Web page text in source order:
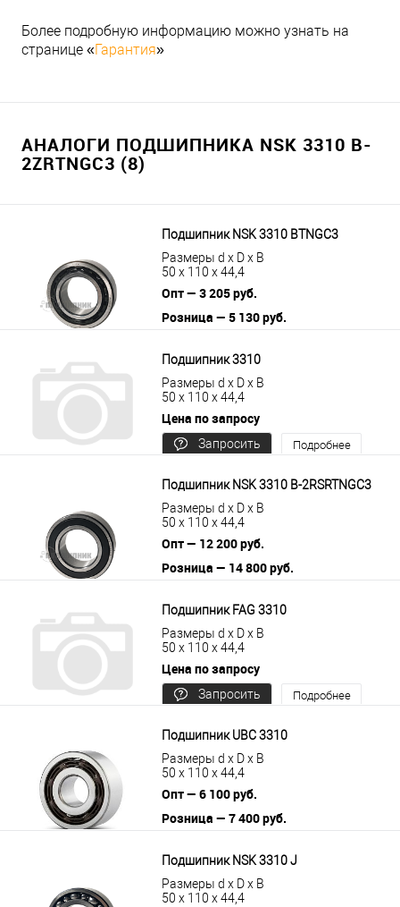
Более подробную информацию можно узнать на
странице «Гарантия»
АНАЛОГИ ПОДШИПНИКА NSK 3310 B-
2ZRTNGC3 (8)
Подшипник NSK 3310 BTNGC3
Размеры d x D x B
50 x 110 x 44,4
Опт — 3 205 руб.
Розница — 5 130 руб.
Подшипник 3310
Размеры d x D x B
50 x 110 x 44,4
Цена по запросу
Запросить
Подробнее
Подшипник NSK 3310 B-2RSRTNGC3
Размеры d x D x B
50 x 110 x 44,4
Опт — 12 200 руб.
Розница — 14 800 руб.
Подшипник FAG 3310
Размеры d x D x B
50 x 110 x 44,4
Цена по запросу
Запросить
Подробнее
Подшипник UBC 3310
Размеры d x D x B
50 x 110 x 44,4
Опт — 6 100 руб.
Розница — 7 400 руб.
Подшипник NSK 3310 J
Размеры d x D x B
50 x 110 x 44,4